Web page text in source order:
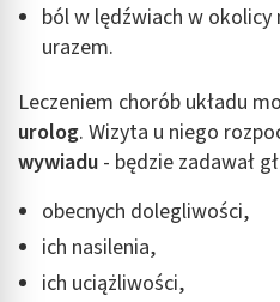
ból w lędźwiach w okolicy
urazem.
Leczeniem chorób układu
urolog. Wizyta u niego
wywiadu - będzie zadawał
obecnych dolegliwości,
ich nasilenia,
ich uciążliwości,